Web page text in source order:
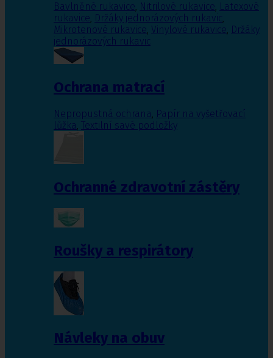
Bavlněné rukavice, Nitrilové rukavice, Latexové
rukavice, Držáky jednorázových rukavic,
Mikrotenové rukavice, Vinylové rukavice, Držáky
jednorázových rukavic
Ochrana matrací
Nepropustná ochrana, Papír na vyšetřovací
lůžka, Textilní savé podložky
Ochranné zdravotní zástěry
Roušky a respirátory
Návleky na obuv